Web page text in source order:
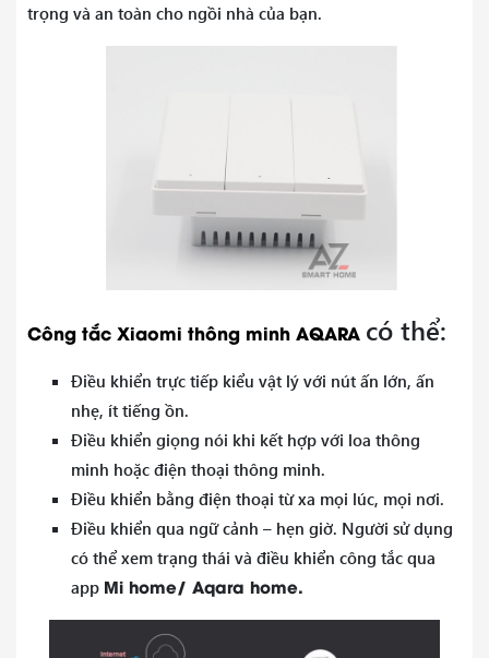
trọng và an toàn cho ngồi nhà của bạn.
Công tắc Xiaomi thông minh AQARA có thể:
Điều khiển trực tiếp kiểu vật lý với nút ấn lớn, ấn
nhẹ, ít tiếng ồn.
Điều khiển giọng nói khi kết hợp với loa thông
minh hoặc điện thoại thông minh.
Điều khiển bằng điện thoại từ xa mọi lúc, mọi nơi.
Điều khiển qua ngữ cảnh – hẹn giờ. Người sử dụng
có thể xem trạng thái và điều khiển công tắc qua
app Mi home/ Aqara home.